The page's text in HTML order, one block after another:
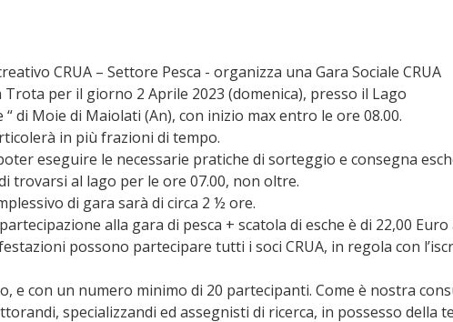
CRUA – Settore Pesca - organizza una Gara Sociale CRUA
Trota per il giorno 2 Aprile 2023 (domenica), presso il Lago
“ di Moie di Maiolati (An), con inizio max entro le ore 08.00.
in più frazioni di tempo.
eseguire le necessarie pratiche di sorteggio e consegna
trovarsi al lago per le ore 07.00, non oltre.
di gara sarà di circa 2 ½ ore.
alla gara di pesca + scatola di esche è di 22,00
possono partecipare tutti i soci CRUA, in regola con
e con un numero minimo di 20 partecipanti. Come è nostra
specializzandi ed assegnisti di ricerca, in possesso della